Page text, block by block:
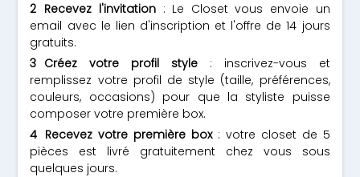
Recevez l'invitation : Le Closet vous envoie un
email avec le lien d'inscription et l'offre de 14 jours
gratuits.
Créez votre profil style : inscrivez-vous et
remplissez votre profil de style (taille, préférences,
couleurs, occasions) pour que la styliste puisse
composer votre première box.
Recevez votre première box: votre closet de 5
pièces est livré gratuitement chez vous sous
quelques jours.